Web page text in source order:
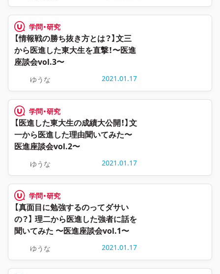
学問・研究
【情報戦の勝ち抜き方とは？】文三
から医進した東大生を直撃！〜医進
座談会vol.3〜
ゆうな 2021.01.17
学問・研究
【医進した東大生の成績大公開！】文
一から医進した理由聞いてみた〜
医進座談会vol.2〜
ゆうな 2021.01.17
学問・研究
【真面目に勉強するのってダサい
の？】 理二から医進した強者に話を
聞いてみた 〜医進座談会vol.1〜
ゆうな 2021.01.17